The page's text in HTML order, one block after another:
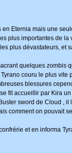
Eternia mais une
plus importantes de
plus dévastateurs, et
quelques
couru le plus
blessures
fit accueillir par Kira
sword de Cloud ,
comment on pouvait
et en informa